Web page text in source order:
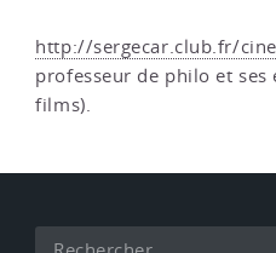
http://sergecar.club.fr/
professeur de philo et ses
films).